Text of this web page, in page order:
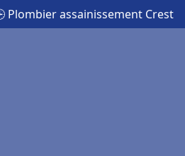
Plombier assainissement Crest